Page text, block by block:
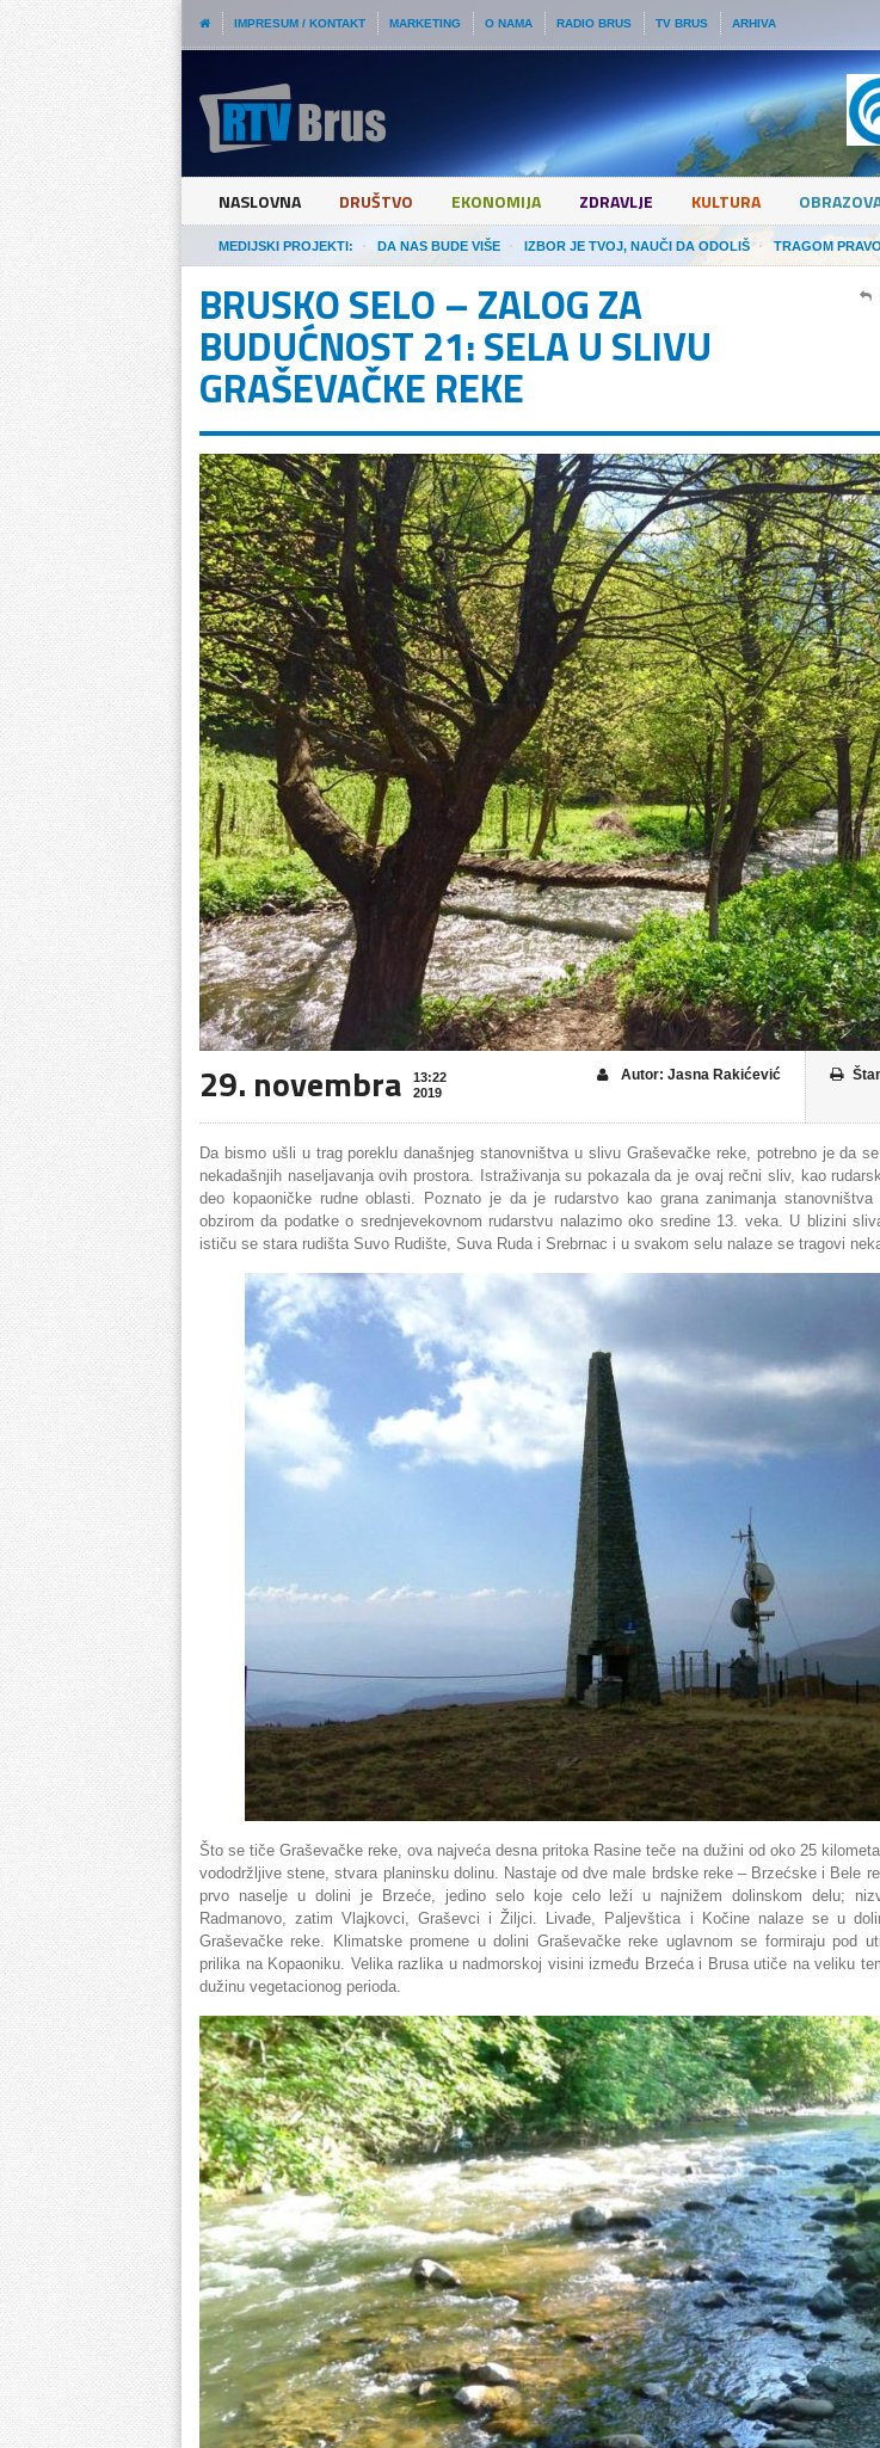
IMPRESUM / KONTAKT MARKETING O NAMA RADIO BRUS TV BRUS ARHIVA
NASLOVNA DRUŠTVO EKONOMIJA ZDRAVLJE KULTURA
MEDIJSKI PROJEKTI: DA NAS BUDE VIŠE IZBOR JE TVOJ, NAUČI DA ODOLIŠ TRAGOM
BRUSKO SELO – ZALOG ZA
BUDUĆNOST 21: SELA U SLIVU
GRAŠEVAČKE REKE
29. novembra
13:22
2019
Autor: Jasna Rakićević
Da bismo ušli u trag poreklu današnjeg stanovništva u slivu Graševačke reke, potrebno je da
nekadašnjih naseljavanja ovih prostora. Istraživanja su pokazala da je ovaj rečni sliv, kao
deo kopaoničke rudne oblasti. Poznato je da je rudarstvo kao grana zanimanja
obzirom da podatke o srednjevekovnom rudarstvu nalazimo oko sredine 13. veka. U blizini
ističu se stara rudišta Suvo Rudište, Suva Ruda i Srebrnac i u svakom selu nalaze se tragovi
Što se tiče Graševačke reke, ova najveća desna pritoka Rasine teče na dužini od oko 25
vododržljive stene, stvara planinsku dolinu. Nastaje od dve male brdske reke – Brzećske i Bele
prvo naselje u dolini je Brzeće, jedino selo koje celo leži u najnižem dolinskom delu;
Radmanovo, zatim Vlajkovci, Graševci i Žiljci. Livađe, Paljevštica i Kočine nalaze se u
Graševačke reke. Klimatske promene u dolini Graševačke reke uglavnom se formiraju pod
prilika na Kopaoniku. Velika razlika u nadmorskoj visini između Brzeća i Brusa utiče na veliku
dužinu vegetacionog perioda.